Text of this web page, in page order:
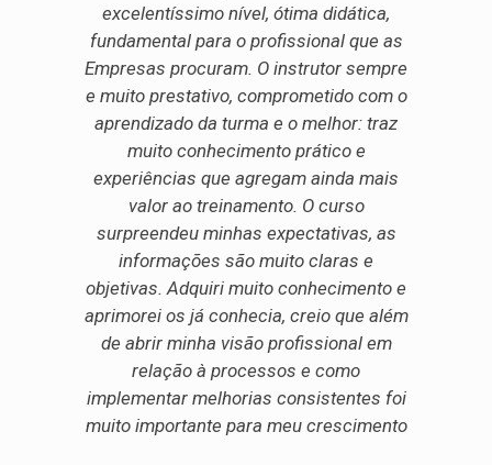
excelentíssimo nível, ótima didática,
fundamental para o profissional que as
Empresas procuram. O instrutor sempre
e muito prestativo, comprometido com o
aprendizado da turma e o melhor: traz
muito conhecimento prático e
experiências que agregam ainda mais
valor ao treinamento. O curso
surpreendeu minhas expectativas, as
informações são muito claras e
objetivas. Adquiri muito conhecimento e
aprimorei os já conhecia, creio que além
de abrir minha visão profissional em
relação à processos e como
implementar melhorias consistentes foi
muito importante para meu crescimento